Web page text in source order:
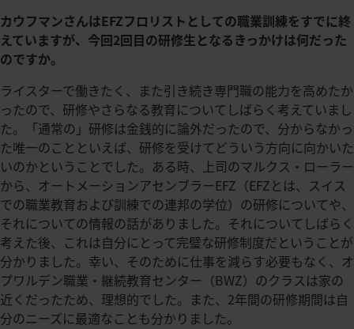
カウフマンさんはEFZフロリストとしての職業訓練をすでに終
えていますが、今回2回目の研修生となるきっかけは何だった
のですか。
ライスターで働きたく、また引き続き専門職の能力を高めたか
ったので、研修やさらなる教育についてしばらく考えていまし
た。「通常の」研修は金銭的に論外だったので、分からなかっ
た唯一のことといえば、研修を受けてどういう方向に向かいた
いのかということでした。ある時、上司のマルクス・ローラー
から、オートメーションアセンブラーEFZ（EFZとは、スイス
での職業教育および訓練での連邦の学位）の研修についてや、
それについての情報の話がありました。それについてしばらく
考えた後、これは自分にとって完璧な研修制度だということが
分かりました。幸い、そのために仕事を減らす必要もなく、オ
プワルデン職業・継続教育センター（BWZ）のクラスは家の
近くだったため、理想的でした。また、2年間の研修期間は自
分のニーズに最適なことも分かりました。